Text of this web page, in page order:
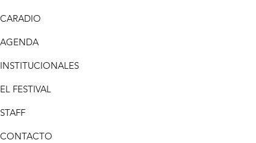
CARADIO
AGENDA
INSTITUCIONALES
EL FESTIVAL
STAFF
CONTACTO